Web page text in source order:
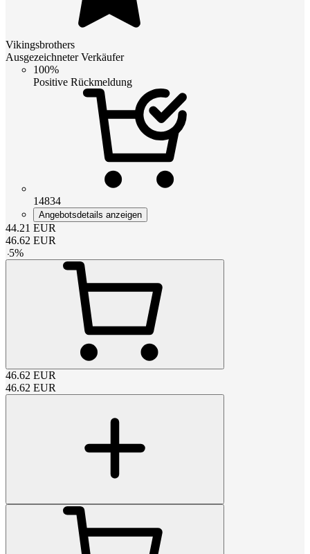
Vikingsbrothers
Ausgezeichneter Verkäufer
100%
Positive Rückmeldung
14834
Angebotsdetails anzeigen
44.21 EUR
46.62 EUR
-5%
46.62 EUR
46.62 EUR